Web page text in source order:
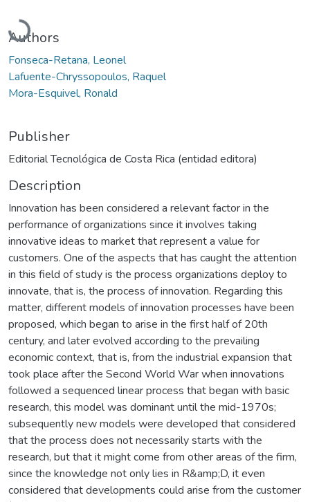
Loading...
Authors
Fonseca-Retana, Leonel
Lafuente-Chryssopoulos, Raquel
Mora-Esquivel, Ronald
Publisher
Editorial Tecnológica de Costa Rica (entidad editora)
Description
Innovation has been considered a relevant factor in the
performance of organizations since it involves taking
innovative ideas to market that represent a value for
customers. One of the aspects that has caught the attention
in this field of study is the process organizations deploy to
innovate, that is, the process of innovation. Regarding this
matter, different models of innovation processes have been
proposed, which began to arise in the first half of 20th
century, and later evolved according to the prevailing
economic context, that is, from the industrial expansion that
took place after the Second World War when innovations
followed a sequenced linear process that began with basic
research, this model was dominant until the mid-1970s;
subsequently new models were developed that considered
that the process does not necessarily starts with the
research, but that it might come from other areas of the firm,
since the knowledge not only lies in R&amp;D, it even
considered that developments could arise from the customer